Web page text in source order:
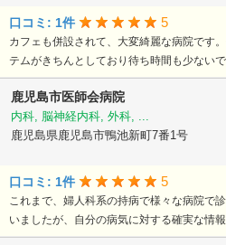
口コミ: 1件 5
カフェも併設されて、大変綺麗な病院です
テムがきちんとしており待ち時間も少ないで
鹿児島市医師会病院
内科, 脳神経内科, 外科, ...
鹿児島県鹿児島市鴨池新町7番1号
口コミ: 1件 5
これまで、婦人科系の持病で様々な病院で
いましたが、自分の病気に対する確実な情